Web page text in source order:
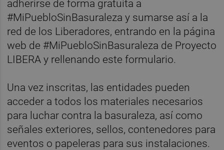
adherirse de forma gratuita a
#MiPuebloSinBasuraleza y sumarse así a la
red de los Liberadores, entrando en la página
web de #MiPuebloSinBasuraleza de Proyecto
LIBERA y rellenando este formulario.
Una vez inscritas, las entidades pueden
acceder a todos los materiales necesarios
para luchar contra la basuraleza, así como
señales exteriores, sellos, contenedores para
eventos o papeleras para sus instalaciones.